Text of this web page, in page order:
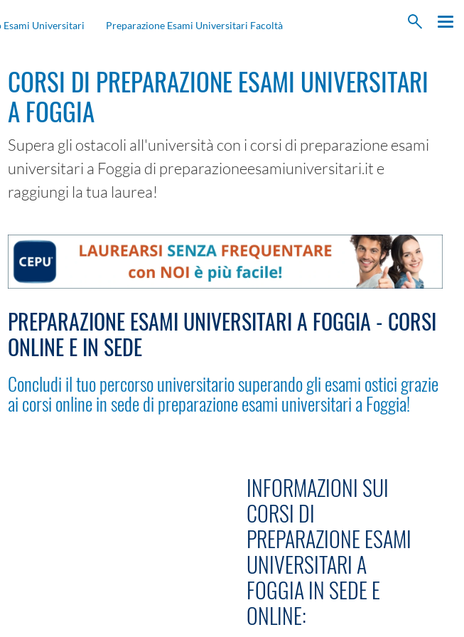
Esami Universitari Preparazione Esami Universitari Facoltà
CORSI DI PREPARAZIONE ESAMI UNIVERSITARI
A FOGGIA
Supera gli ostacoli all'università con i corsi di preparazione esami
universitari a Foggia di preparazioneesamiuniversitari.it e
raggiungi la tua laurea!
PREPARAZIONE ESAMI UNIVERSITARI A FOGGIA - CORSI
ONLINE E IN SEDE
Concludi il tuo percorso universitario superando gli esami ostici grazie
ai corsi online in sede di preparazione esami universitari a Foggia!
INFORMAZIONI SUI
CORSI DI
PREPARAZIONE ESAMI
UNIVERSITARI A
FOGGIA IN SEDE E
ONLINE: